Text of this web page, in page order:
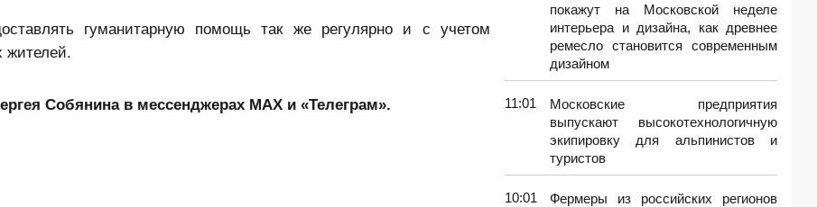
гуманитарную помощь так же регулярно и с учетом
жителей.
Собянина в мессенджерах MAX и «Телеграм».
покажут на Московской неделе
интерьера и дизайна, как древнее
ремесло становится современным
дизайном
11:01
Московские предприятия
выпускают высокотехнологичную
экипировку для альпинистов и
туристов
10:01
Фермеры из российских регионов